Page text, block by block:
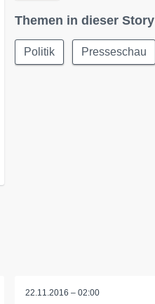
Themen in dieser Story
Politik Presseschau
22.11.2016 – 02:00